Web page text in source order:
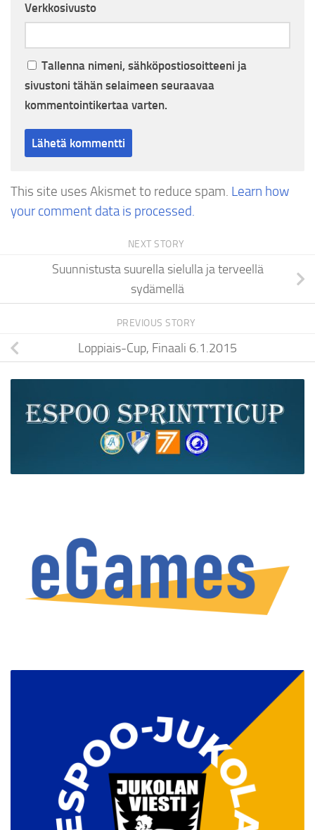
Verkkosivusto
Tallenna nimeni, sähköpostiosoitteeni ja
sivustoni tähän selaimeen seuraavaa
kommentointikertaa varten.
This site uses Akismet to reduce spam. Learn how
your comment data is processed.
NEXT STORY
Suunnistusta suurella sielulla ja terveellä
sydämellä
PREVIOUS STORY
Loppiais-Cup, Finaali 6.1.2015